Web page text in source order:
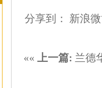
分享到： 新浪
«« 上一篇: 兰德